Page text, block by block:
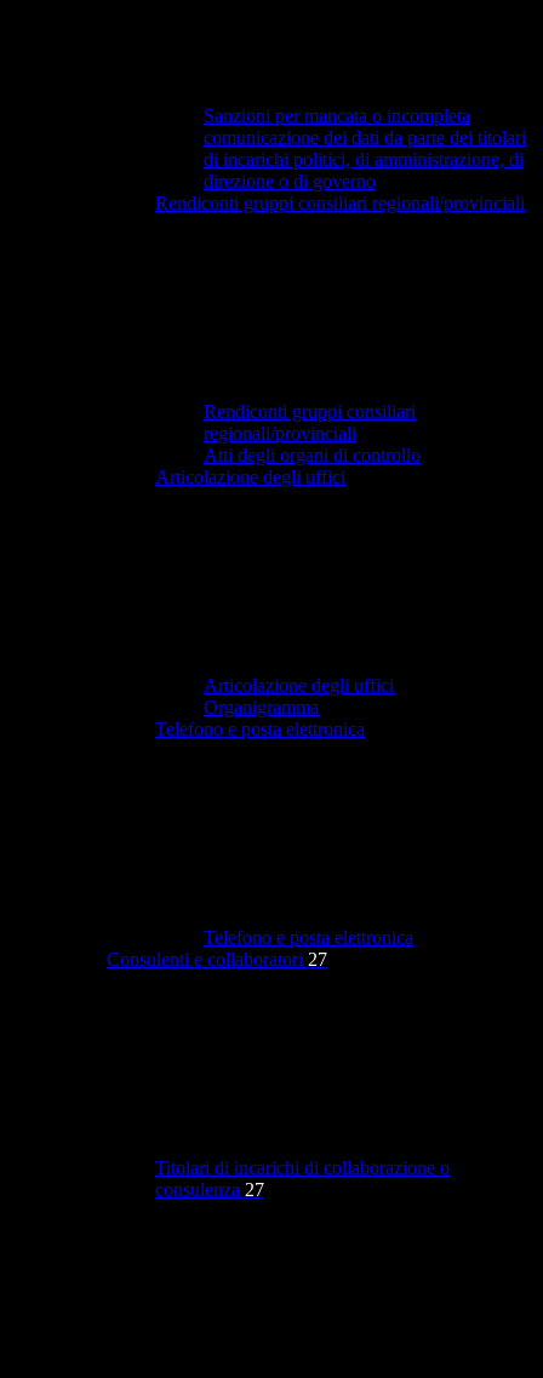
Sanzioni per mancata o incompleta
comunicazione dei dati da parte dei titolari
di incarichi politici, di amministrazione, di
direzione o di governo
Rendiconti gruppi consiliari regionali/provinciali
Rendiconti gruppi consiliari
regionali/provinciali
Atti degli organi di controllo
Articolazione degli uffici
Articolazione degli uffici
Organigramma
Telefono e posta elettronica
Telefono e posta elettronica
Consulenti e collaboratori 27
Titolari di incarichi di collaborazione o
consulenza 27